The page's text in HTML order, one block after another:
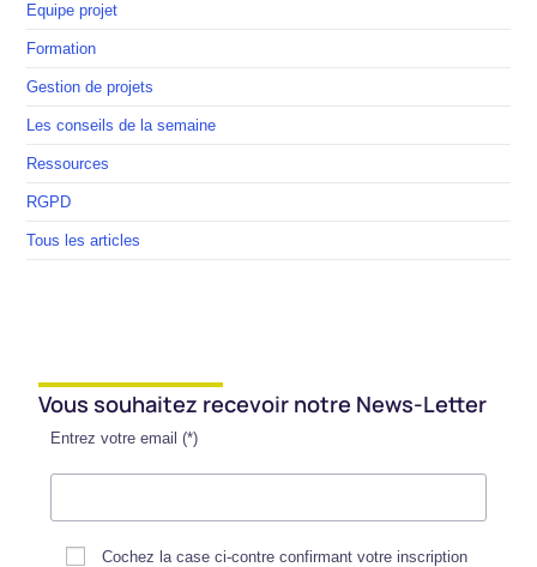
Equipe projet
Formation
Gestion de projets
Les conseils de la semaine
Ressources
RGPD
Tous les articles
Vous souhaitez recevoir notre News-Letter
Entrez votre email (*)
Cochez la case ci-contre confirmant votre inscription